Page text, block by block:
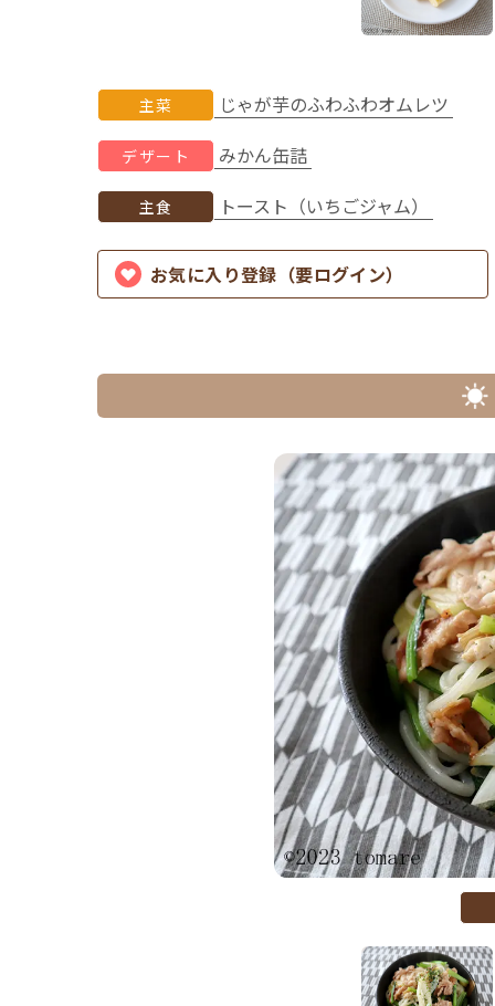
主菜 じゃが芋のふわふわオムレツ
デザート みかん缶詰
主食 トースト（いちごジャム）
お気に入り登録（要ログイン）